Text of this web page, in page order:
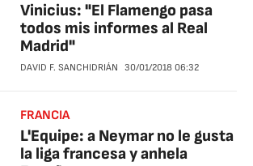
Vinicius: "El Flamengo pasa
todos mis informes al Real
Madrid"
DAVID F. SANCHIDRIÁN 30/01/2018 06:32
FRANCIA
L'Equipe: a Neymar no le gusta
la liga francesa y anhela